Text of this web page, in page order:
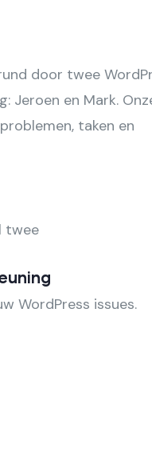
door twee
Jeroen en Mark.
taken en
twee
WordPress issues.